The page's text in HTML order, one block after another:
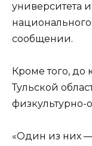
университета
сообщении.
Кроме того, до
Тульской
физкультурно-
«Один из них